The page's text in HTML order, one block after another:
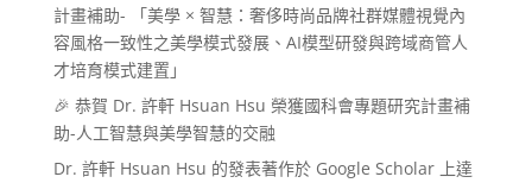
計畫補助- 「美學 × 智慧：奢侈時尚品牌社群媒體視覺內
容風格一致性之美學模式發展、AI模型研發與跨域商管人
才培育模式建置」
🎉 恭賀 Dr. 許軒 Hsuan Hsu 榮獲國科會專題研究計畫補
助-人工智慧與美學智慧的交融
Dr. 許軒 Hsuan Hsu 的發表著作於 Google Scholar 上達